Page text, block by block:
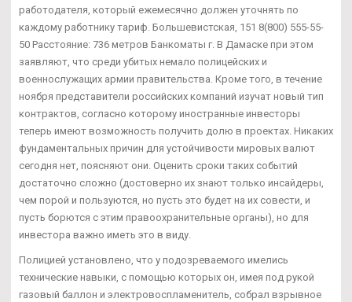
работодателя, который ежемесячно должен уточнять по
каждому работнику тариф. Большевистская, 151 8(800) 555-55-
50 Расстояние: 736 метров Банкоматы г. В Дамаске при этом
заявляют, что среди убитых немало полицейских и
военнослужащих армии правительства. Кроме того, в течение
ноября представители российских компаний изучат новый тип
контрактов, согласно которому иностранные инвесторы
теперь имеют возможность получить долю в проектах. Никаких
фундаментальных причин для устойчивости мировых валют
сегодня нет, поясняют они. Оценить сроки таких событий
достаточно сложно (достоверно их знают только инсайдеры,
чем порой и пользуются, но пусть это будет на их совести, и
пусть борются с этим правоохранительные органы), но для
инвестора важно иметь это в виду.
Полицией установлено, что у подозреваемого имелись
технические навыки, с помощью которых он, имея под рукой
газовый баллон и электровоспламенитель, собрал взрывное